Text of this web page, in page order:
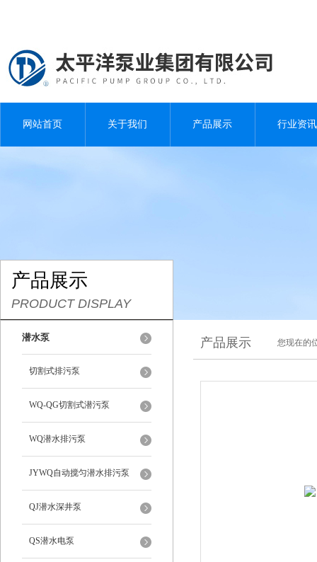
网站首页 关于我们 产品展示 行业资讯
产品展示
PRODUCT DISPLAY
潜水泵
切割式排污泵
WQ-QG切割式潜污泵
WQ潜水排污泵
JYWQ自动搅匀潜水排污泵
QJ潜水深井泵
QS潜水电泵
产品展示 您现在的